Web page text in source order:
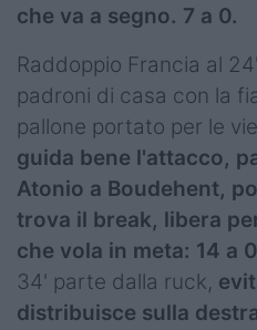
che va a segno. 7 a 0.
Raddoppio Francia al
padroni di casa con la
pallone portato per le
guida bene l'attacco,
Atonio a Boudehent,
trova il break, libera
che vola in meta: 14 a
34' parte dalla ruck,
distribuisce sulla